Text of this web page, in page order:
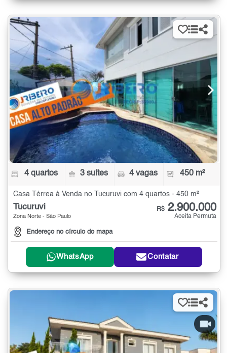
4 quartos 3 suítes 4 vagas 450 m²
Casa Térrea à Venda no Tucuruvi com 4 quartos - 450 m²
Tucuruvi
Zona Norte - São Paulo
Endereço no círculo do mapa
R$ 2.900.000
Aceita Permuta
WhatsApp Contatar